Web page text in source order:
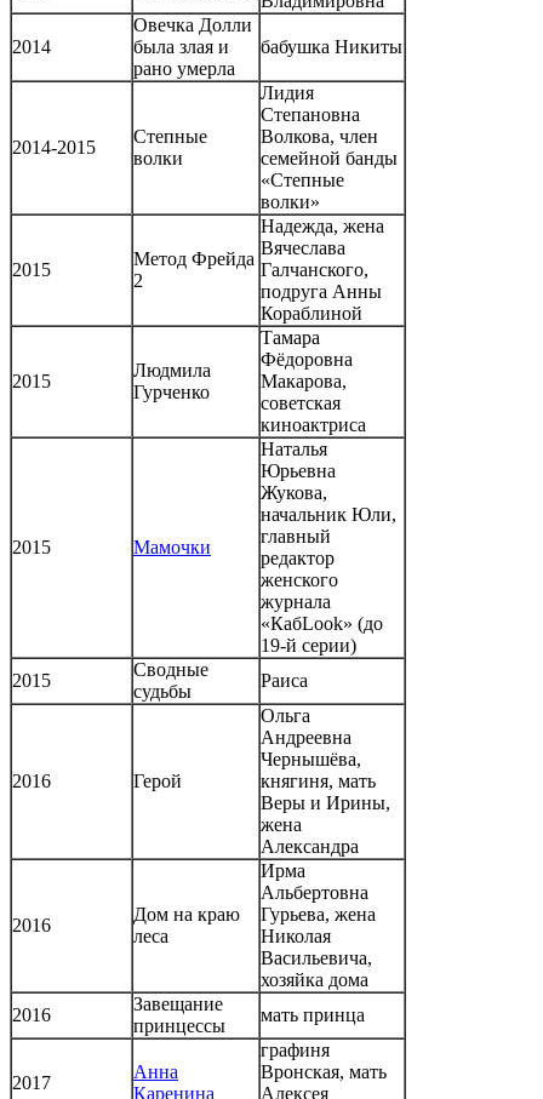
2014
Овечка Долли
была злая и
рано умерла
бабушка Никиты
2014-2015
Степные
волки
Лидия
Степановна
Волкова, член
семейной банды
«Степные
волки»
2015
Метод Фрейда
2
Надежда, жена
Вячеслава
Галчанского,
подруга Анны
Кораблиной
2015
Людмила
Гурченко
Тамара
Фёдоровна
Макарова,
советская
киноактриса
2015 Мамочки
Наталья
Юрьевна
Жукова,
начальник Юли,
главный
редактор
женского
журнала
«КабLook» (до
19-й серии)
2015
Сводные
судьбы
Раиса
2016 Герой
Ольга
Андреевна
Чернышёва,
княгиня, мать
Веры и Ирины,
жена
Александра
2016
Дом на краю
леса
Ирма
Альбертовна
Гурьева, жена
Николая
Васильевича,
хозяйка дома
2016
Завещание
принцессы
мать принца
2017
Анна
Каренина
графиня
Вронская, мать
Алексея